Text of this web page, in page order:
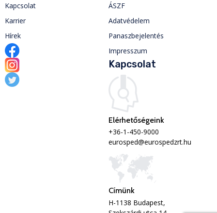
Kapcsolat
Karrier
Hírek
ÁSZF
Adatvédelem
Panaszbejelentés
Impresszum
Kapcsolat
Elérhetőségeink
+36-1-450-9000
eurosped@eurospedzrt.hu
Címünk
H-1138 Budapest,